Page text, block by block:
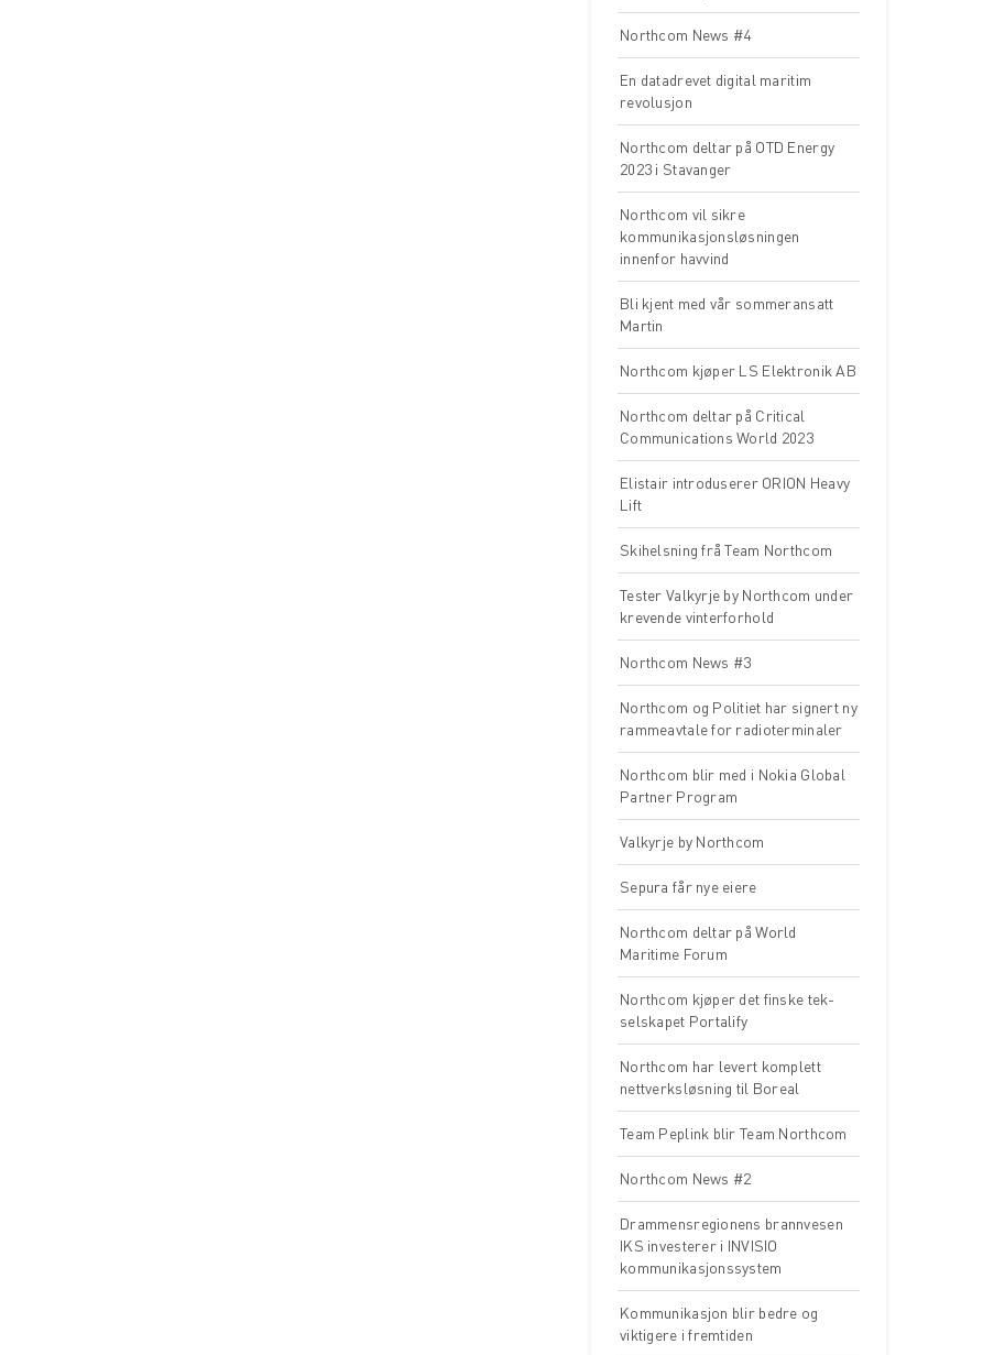
Northcom News #4
En datadrevet digital maritim
revolusjon
Northcom deltar på OTD Energy
2023 i Stavanger
Northcom vil sikre
kommunikasjonsløsningen
innenfor havvind
Bli kjent med vår sommeransatt
Martin
Northcom kjøper LS Elektronik AB
Northcom deltar på Critical
Communications World 2023
Elistair introduserer ORION Heavy
Lift
Skihelsning frå Team Northcom
Tester Valkyrje by Northcom under
krevende vinterforhold
Northcom News #3
Northcom og Politiet har signert ny
rammeavtale for radioterminaler
Northcom blir med i Nokia Global
Partner Program
Valkyrje by Northcom
Sepura får nye eiere
Northcom deltar på World
Maritime Forum
Northcom kjøper det finske tek-
selskapet Portalify
Northcom har levert komplett
nettverksløsning til Boreal
Team Peplink blir Team Northcom
Northcom News #2
Drammensregionens brannvesen
IKS investerer i INVISIO
kommunikasjonssystem
Kommunikasjon blir bedre og
viktigere i fremtiden